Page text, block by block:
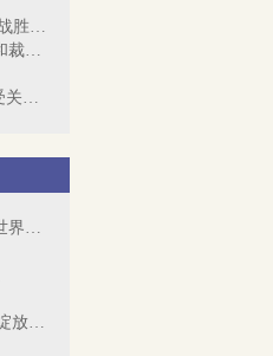
习近平签署通令 嘉奖参加纪念抗战胜利70...
国防部举行新闻发布会详解阅兵和裁军等问题
“网民阅兵情绪”大数据：裁军最受关注 ...
海外网友为阅兵点赞：习主席是世界级领袖
“创意中国•风尚上海”走进伦敦，绽放中...